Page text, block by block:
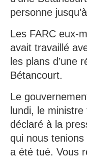
personne
Les FARC eux-
avait travaillé
les plans d’une
Bétancourt.
Le
lundi, le
déclaré à la
qui nous
a été tué. Vous